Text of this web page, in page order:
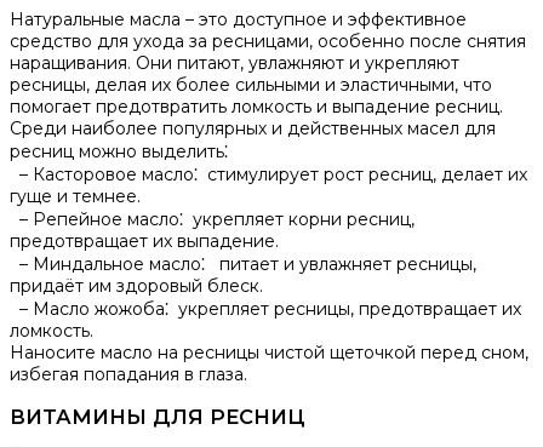
Натуральные масла – это доступное и эффективное
средство для ухода за ресницами, особенно после снятия
наращивания.​ Они питают, увлажняют и укрепляют
ресницы, делая их более сильными и эластичными, что
помогает предотвратить ломкость и выпадение ресниц.​
Среди наиболее популярных и действенных масел для
ресниц можно выделить⁚
– Касторовое масло⁚ стимулирует рост ресниц, делает их
гуще и темнее.
– Репейное масло⁚ укрепляет корни ресниц,
предотвращает их выпадение.​
– Миндальное масло⁚ питает и увлажняет ресницы,
придаёт им здоровый блеск.​
– Масло жожоба⁚ укрепляет ресницы, предотвращает их
ломкость.​
Наносите масло на ресницы чистой щеточкой перед сном,
избегая попадания в глаза.​
ВИТАМИНЫ ДЛЯ РЕСНИЦ